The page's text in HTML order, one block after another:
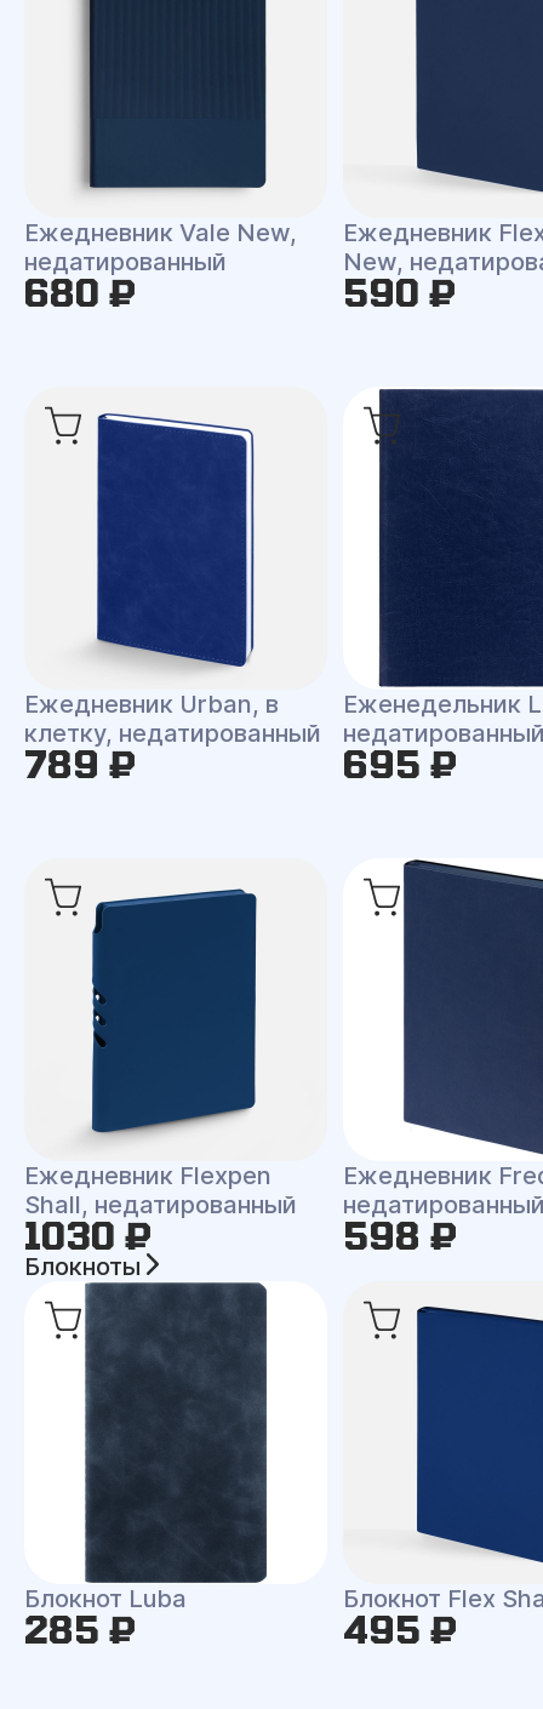
Ежедневник Vale New,
недатированный
680 ₽
Ежедневник
New,
590 ₽
Ежедневник Urban, в
клетку, недатированный
789 ₽
Еженедельник
695 ₽
Ежедневник Flexpen
Shall, недатированный
1030 ₽
Ежедневник
598 ₽
Блокноты
Блокнот Luba
285 ₽
Блокнот Flex
495 ₽